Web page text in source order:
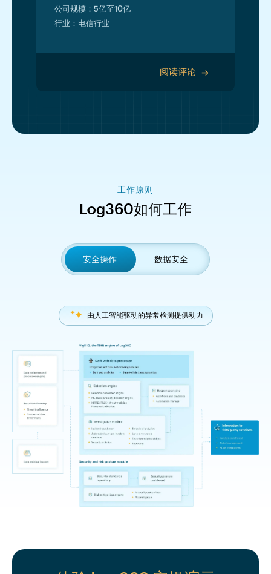
公司规模：5亿至10亿
行业：电信行业
阅读评论 >
工作原则
Log360如何工作
安全操作 数据安全
由人工智能驱动的异常检测提供动力